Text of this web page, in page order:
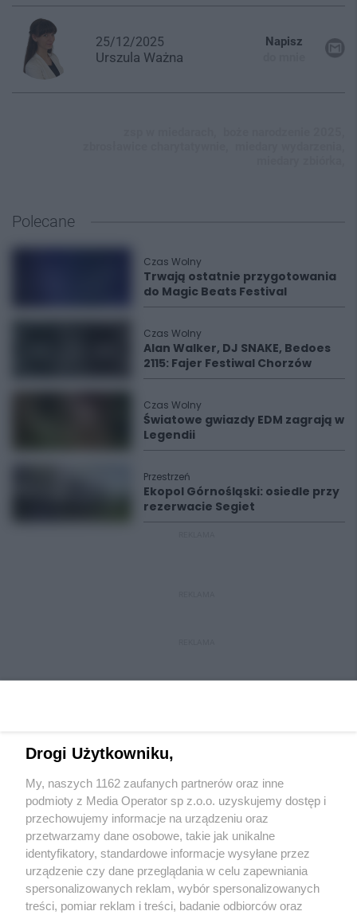
25/12/2025
Urszula Ważna
Napisz
Polecane
Czas Wolny
Trwają ostatnie przygotowania
do Magic Beats Festival
Czas Wolny
Alan Walker, DJ SNAKE, Bedoes
2115: Fajer Festiwal Chorzów
Czas Wolny
Światowe gwiazdy EDM zagrają w
Legendii
Przestrzeń
Ekopol Górnośląski: osiedle przy
rezerwacie Segiet
Wydawca mediówlokalnych
Nie zapomnij
zapoznać się z:
polityką prywatności regulamin korzystania z portali
Drogi Użytkowniku,
My, naszych 1162 zaufanych partnerów oraz inne
podmioty z Media Operator sp z.o.o. uzyskujemy dostęp i
przechowujemy informacje na urządzeniu oraz
przetwarzamy dane osobowe, takie jak unikalne
identyfikatory, standardowe informacje wysyłane przez
urządzenie czy dane przeglądania w celu zapewniania
spersonalizowanych reklam, wybór spersonalizowanych
treści, pomiar reklam i treści, badanie odbiorców oraz